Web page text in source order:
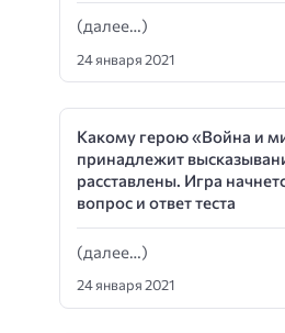
(далее…)
24 января 2021
Какому герою «Война и
принадлежит
расставлены. Игра
вопрос и ответ теста
(далее…)
24 января 2021